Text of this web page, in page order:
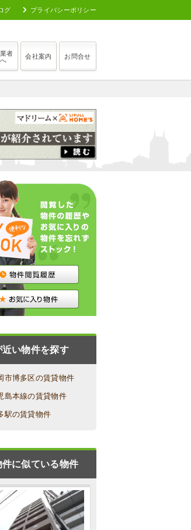
グ プライバシーポリシー
者
会社案内 お問合せ
近い物件を探す
市博多区の賃貸物件
島本線の賃貸物件
駅の賃貸物件
件に似ている物件